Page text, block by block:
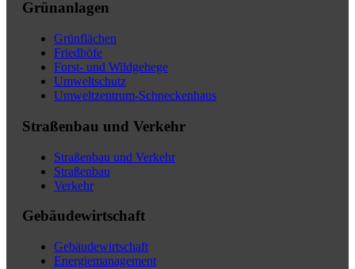
Grünanlagen
Grünflächen
Friedhöfe
Forst- und Wildgehege
Umweltschutz
Umweltzentrum-Schneckenhaus
Straßenbau und Verkehr
Straßenbau und Verkehr
Straßenbau
Verkehr
Gebäudewirtschaft
Gebäudewirtschaft
Energiemanagement